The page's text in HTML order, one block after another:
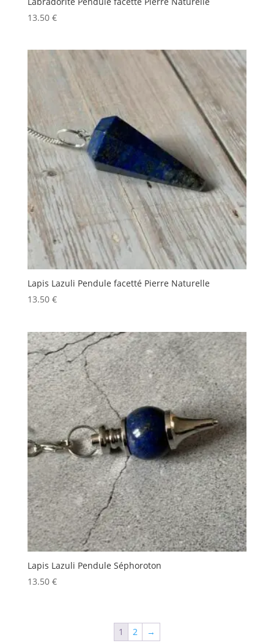
13.50 €
Lapis Lazuli Pendule facetté Pierre Naturelle
13.50 €
Lapis Lazuli Pendule Séphoroton
13.50 €
1 2 →